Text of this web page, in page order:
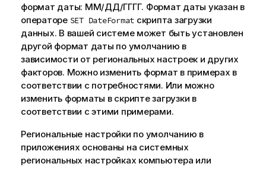
формат даты: ММ/ДД/ГГГГ. Формат даты указан в
операторе SET DateFormat скрипта загрузки
данных. В вашей системе может быть установлен
другой формат даты по умолчанию в
зависимости от региональных настроек и других
факторов. Можно изменить формат в примерах в
соответствии с потребностями. Или можно
изменить форматы в скрипте загрузки в
соответствии с этими примерами.
Региональные настройки по умолчанию в
приложениях основаны на системных
региональных настройках компьютера или